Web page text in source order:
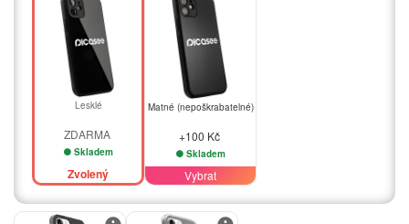
Lesklé
ZDARMA
Skladem
Zvolený
Matné (nepoškrabatelné)
+100 Kč
Skladem
Vybrat